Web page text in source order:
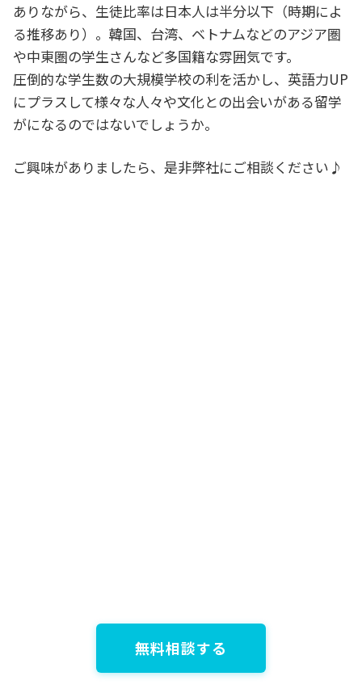
ありながら、生徒比率は日本人は半分以下（時期によ
る推移あり）。韓国、台湾、ベトナムなどのアジア圏
や中東圏の学生さんなど多国籍な雰囲気です。
圧倒的な学生数の大規模学校の利を活かし、英語力UP
にプラスして様々な人々や文化との出会いがある留学
がになるのではないでしょうか。
ご興味がありましたら、是非弊社にご相談ください♪
無料相談する